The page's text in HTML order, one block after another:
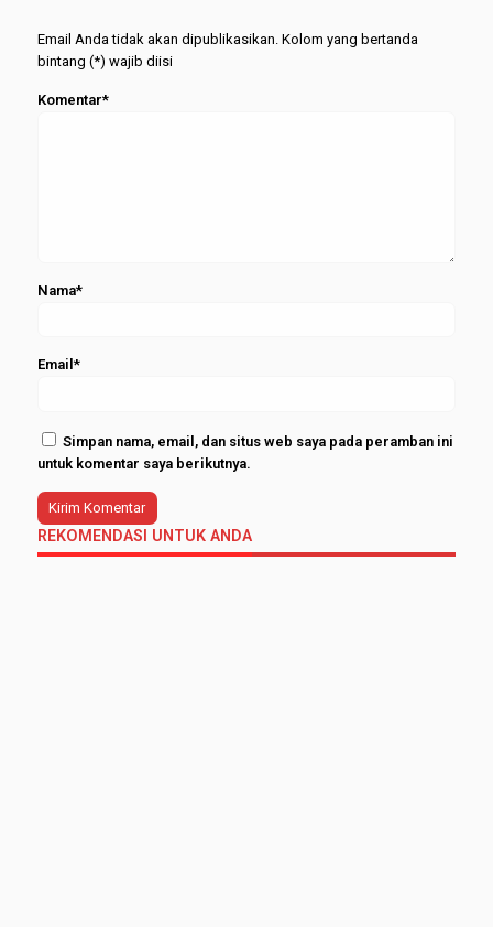
Email Anda tidak akan dipublikasikan. Kolom yang bertanda
bintang (*) wajib diisi
Komentar*
Nama*
Email*
Simpan nama, email, dan situs web saya pada peramban ini
untuk komentar saya berikutnya.
REKOMENDASI UNTUK ANDA